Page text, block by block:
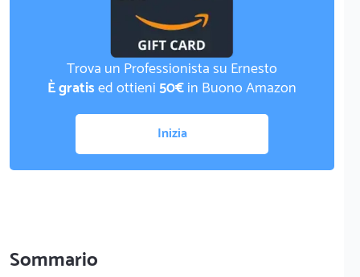
Trova un Professionista su Ernesto
È gratised ottieni50€in Buono Amazon
Inizia
Sommario